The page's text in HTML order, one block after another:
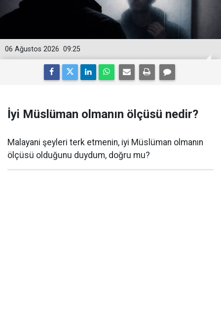
09:25
06 Ağustos 2026
İyi Müslüman olmanın ölçüsü nedir?
Malayani şeyleri terk etmenin, iyi Müslüman olmanın
ölçüsü olduğunu duydum, doğru mu?